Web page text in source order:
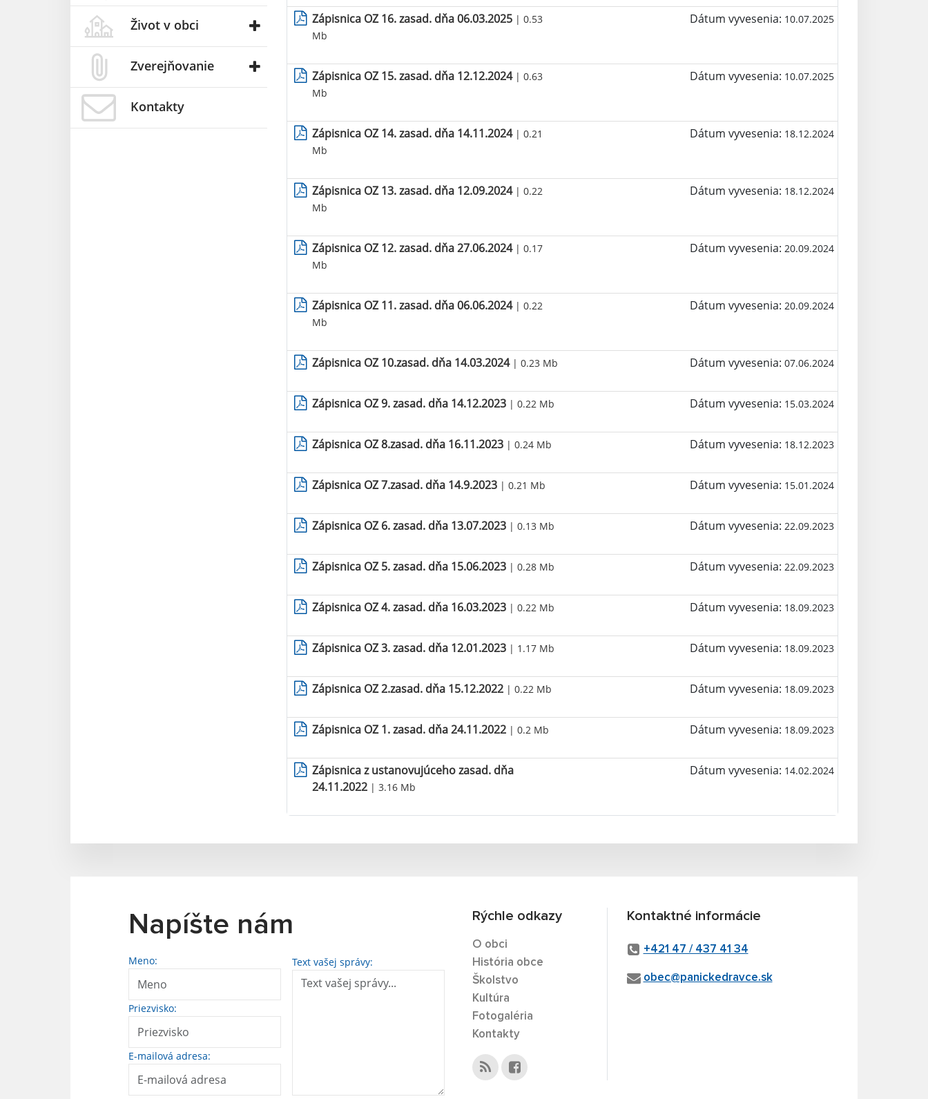
Život v obci
Zverejňovanie
Kontakty
Zápisnica OZ 16. zasad. dňa 06.03.2025 | 0.53
Mb
Dátum vyvesenia: 10.07.2025
Zápisnica OZ 15. zasad. dňa 12.12.2024| 0.63
Mb
Dátum vyvesenia: 10.07.2025
Zápisnica OZ 14. zasad. dňa 14.11.2024| 0.21
Mb
Dátum vyvesenia: 18.12.2024
Zápisnica OZ 13. zasad. dňa 12.09.2024| 0.22
Mb
Dátum vyvesenia: 18.12.2024
Zápisnica OZ 12. zasad. dňa 27.06.2024| 0.17
Mb
Dátum vyvesenia: 20.09.2024
Zápisnica OZ 11. zasad. dňa 06.06.2024| 0.22
Mb
Dátum vyvesenia: 20.09.2024
Zápisnica OZ 10.zasad. dňa 14.03.2024| 0.23 Mb Dátum vyvesenia: 07.06.2024
Zápisnica OZ 9. zasad. dňa 14.12.2023 | 0.22 Mb Dátum vyvesenia: 15.03.2024
Zápisnica OZ 8.zasad. dňa 16.11.2023 | 0.24 Mb Dátum vyvesenia: 18.12.2023
Zápisnica OZ 7.zasad. dňa 14.9.2023 | 0.21 Mb Dátum vyvesenia: 15.01.2024
Zápisnica OZ 6. zasad. dňa 13.07.2023 | 0.13 Mb Dátum vyvesenia: 22.09.2023
Zápisnica OZ 5. zasad. dňa 15.06.2023 | 0.28 Mb Dátum vyvesenia: 22.09.2023
Zápisnica OZ 4. zasad. dňa 16.03.2023 | 0.22 Mb Dátum vyvesenia: 18.09.2023
Zápisnica OZ 3. zasad. dňa 12.01.2023 | 1.17 Mb Dátum vyvesenia: 18.09.2023
Zápisnica OZ 2.zasad. dňa 15.12.2022 | 0.22 Mb Dátum vyvesenia: 18.09.2023
Zápisnica OZ 1. zasad. dňa 24.11.2022 | 0.2 Mb Dátum vyvesenia: 18.09.2023
Zápisnica z ustanovujúceho zasad. dňa
24.11.2022 | 3.16 Mb
Dátum vyvesenia: 14.02.2024
Napíšte nám
Meno:
Priezvisko:
E-mailová adresa:
Text vašej správy:
Rýchle odkazy
O obci
História obce
Školstvo
Kultúra
Fotogaléria
Kontakty
Kontaktné informácie
+421 47 / 437 41 34
obec@panickedravce.sk